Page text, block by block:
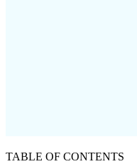
TABLE OF CONTENTS